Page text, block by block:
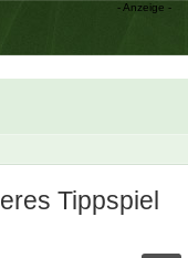
Tippspiel